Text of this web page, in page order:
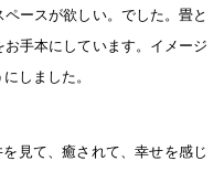
ースが欲しい。でした。畳と
手本にしています。イメージ
しました。
見て、癒されて、幸せを感じ